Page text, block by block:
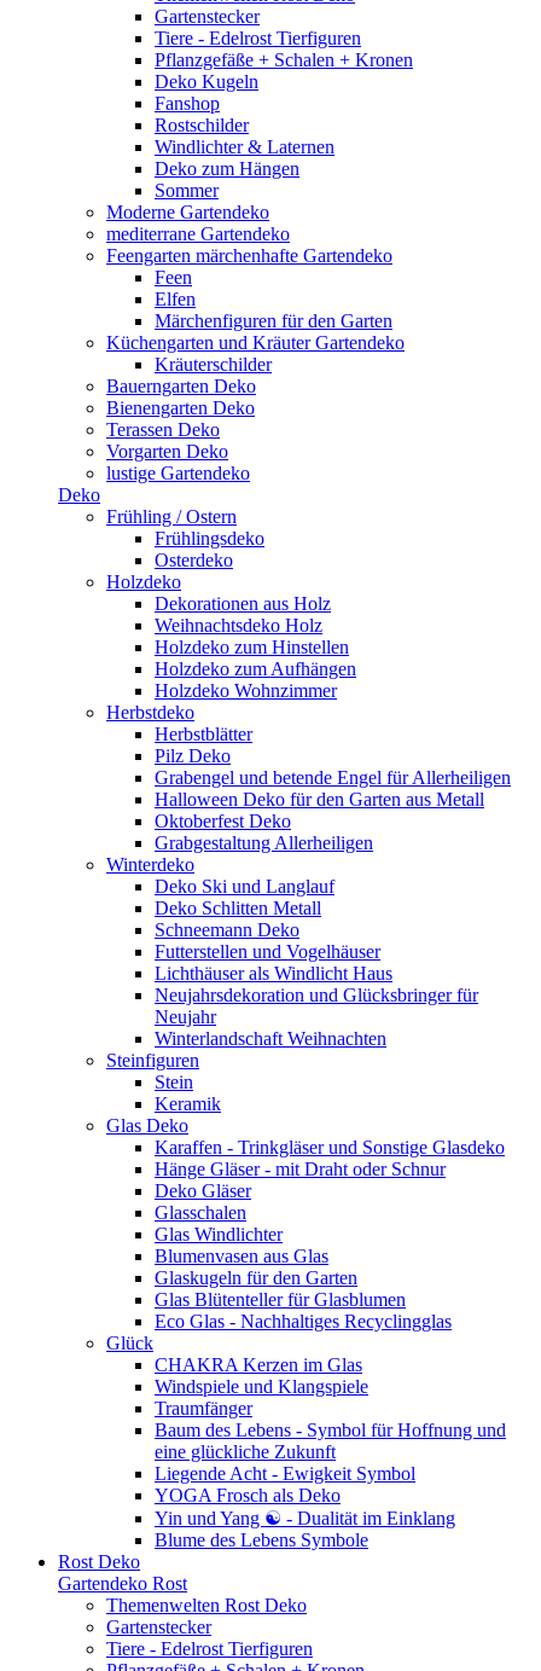
Gartenstecker
Tiere - Edelrost Tierfiguren
Pflanzgefäße + Schalen + Kronen
Deko Kugeln
Fanshop
Rostschilder
Windlichter & Laternen
Deko zum Hängen
Sommer
Moderne Gartendeko
mediterrane Gartendeko
Feengarten märchenhafte Gartendeko
Feen
Elfen
Märchenfiguren für den Garten
Küchengarten und Kräuter Gartendeko
Kräuterschilder
Bauerngarten Deko
Bienengarten Deko
Terassen Deko
Vorgarten Deko
lustige Gartendeko
Deko
Frühling / Ostern
Frühlingsdeko
Osterdeko
Holzdeko
Dekorationen aus Holz
Weihnachtsdeko Holz
Holzdeko zum Hinstellen
Holzdeko zum Aufhängen
Holzdeko Wohnzimmer
Herbstdeko
Herbstblätter
Pilz Deko
Grabengel und betende Engel für Allerheiligen
Halloween Deko für den Garten aus Metall
Oktoberfest Deko
Grabgestaltung Allerheiligen
Winterdeko
Deko Ski und Langlauf
Deko Schlitten Metall
Schneemann Deko
Futterstellen und Vogelhäuser
Lichthäuser als Windlicht Haus
Neujahrsdekoration und Glücksbringer für
Neujahr
Winterlandschaft Weihnachten
Steinfiguren
Stein
Keramik
Glas Deko
Karaffen - Trinkgläser und Sonstige Glasdeko
Hänge Gläser - mit Draht oder Schnur
Deko Gläser
Glasschalen
Glas Windlichter
Blumenvasen aus Glas
Glaskugeln für den Garten
Glas Blütenteller für Glasblumen
Eco Glas - Nachhaltiges Recyclingglas
Glück
CHAKRA Kerzen im Glas
Windspiele und Klangspiele
Traumfänger
Baum des Lebens - Symbol für Hoffnung und
eine glückliche Zukunft
Liegende Acht - Ewigkeit Symbol
YOGA Frosch als Deko
Yin und Yang ☯ - Dualität im Einklang
Blume des Lebens Symbole
Rost Deko
Gartendeko Rost
Themenwelten Rost Deko
Gartenstecker
Tiere - Edelrost Tierfiguren